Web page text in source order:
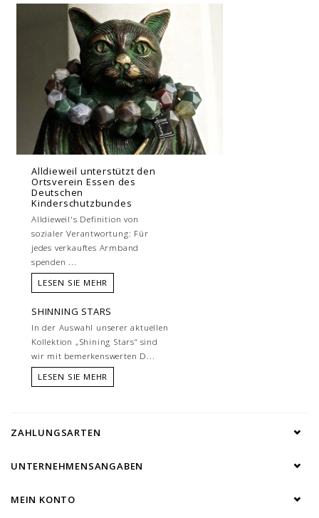
Alldieweil unterstützt den
Ortsverein Essen des
Deutschen
Kinderschutzbundes
Alldieweil's Definition von
sozialer Verantwortung: Für
jedes verkauftes Armband
spenden ...
LESEN SIE MEHR
SHINNING STARS
In der Auswahl unserer aktuellen
Kollektion „Shining Stars“ sind
wir mit bemerkenswerten D...
LESEN SIE MEHR
ZAHLUNGSARTEN
UNTERNEHMENSANGABEN
MEIN KONTO